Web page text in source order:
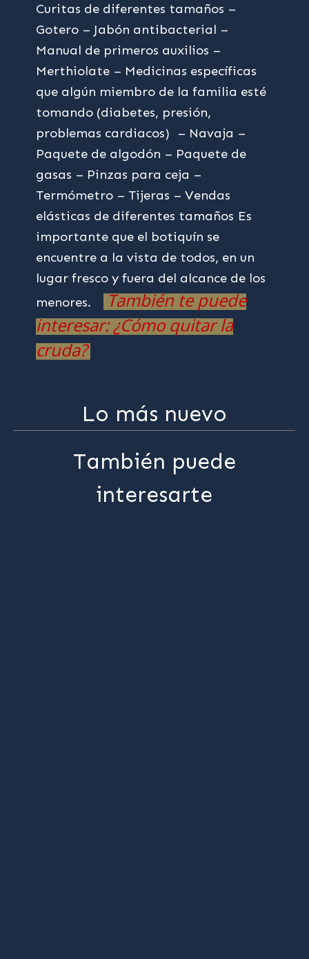
Curitas de diferentes tamaños –
Gotero – Jabón antibacterial –
Manual de primeros auxilios –
Merthiolate – Medicinas específicas
que algún miembro de la familia esté
tomando (diabetes, presión,
problemas cardiacos)
– Navaja –
Paquete de algodón – Paquete de
gasas – Pinzas para ceja –
Termómetro – Tijeras – Vendas
elásticas de diferentes tamaños Es
importante que el botiquín se
encuentre a la vista de todos, en un
lugar fresco y fuera del alcance de los
menores.
También te puede
interesar: ¿Cómo quitar la
cruda?
Lo más nuevo
También puede
interesarte